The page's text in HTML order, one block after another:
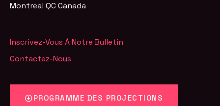
Montreal QC Canada
Inscrivez-Vous À Notre Bulletin
Contactez-Nous
PROGRAMME DES PROJECTIONS